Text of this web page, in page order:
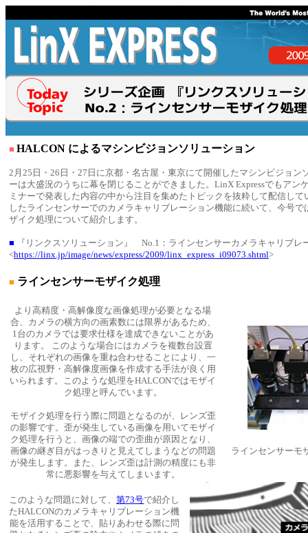
■ HALCON によるマシンビジョンソリューション
2月25日・26日・27日に京都・名古屋・東京にて開催したマシンビジョン
ーは大盛況のうちに幕を閉じることができました。LinX Expressでもアン
ミナーで発表した内容の中から注目を集めたトピックを抜粋して配信して
したラインセンサーでのカメラキャリブレーション機能に続いて、今号で
ザイク処理について紹介します。
■ 『リンクスソリューション』 No.1：ラインセンサーカメラキャリブレ
<https://linx.jp/image/news/express/2009/linx_express_i09073.shtml>
■ ラインセンサーモザイク処理
より高精度・高解像度な画像処理が必要となる場
合、カメラの横方向の画素数には限界があるため、
1台のカメラでは要求仕様を達成できないことがあ
ります。 このような場合にはカメラを複数台設置
し、それぞれの画像を重ね合わせることにより、一
枚の広視野・高解像度画像を作成する手法が良く用
いられます。このような処理をHALCONではモザイ
ク処理と呼んでいます。
モザイク処理を行う際に問題となるのが、レンズ歪
の影響です。歪が発生している画像を用いてモザイ
ク処理を行うと、画像の端での歪曲が原因となり、
画像の継ぎ目がはっきりと見えてしまうなどの問題
が発生します。また、レンズ歪は計測の精度にも非
常に悪影響を与えてしまいます。
ラインセンサーモ
このような問題に対して、第73号で紹介し
たHALCONのカメラキャリブレーション機
能を活用することで、貼りあわせる際に問